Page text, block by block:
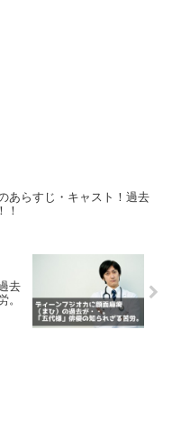
あらすじ・キャスト！過去
！
去
。